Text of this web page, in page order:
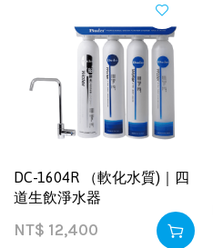
DC-1604R （軟化水質)｜四
道生飲淨水器
NT$ 12,400